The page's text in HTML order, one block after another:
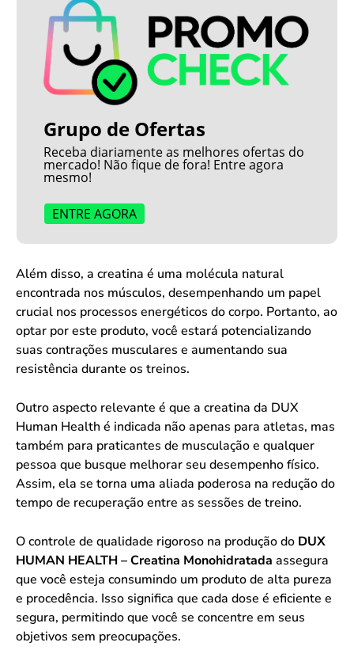
Grupo de Ofertas
Receba diariamente as melhores ofertas do
mercado! Não fique de fora! Entre agora
mesmo!
ENTRE AGORA
Além disso, a creatina é uma molécula natural
encontrada nos músculos, desempenhando um papel
crucial nos processos energéticos do corpo. Portanto, ao
optar por este produto, você estará potencializando
suas contrações musculares e aumentando sua
resistência durante os treinos.
Outro aspecto relevante é que a creatina da DUX
Human Health é indicada não apenas para atletas, mas
também para praticantes de musculação e qualquer
pessoa que busque melhorar seu desempenho físico.
Assim, ela se torna uma aliada poderosa na redução do
tempo de recuperação entre as sessões de treino.
O controle de qualidade rigoroso na produção do DUX
HUMAN HEALTH – Creatina Monohidratada assegura
que você esteja consumindo um produto de alta pureza
e procedência. Isso significa que cada dose é eficiente e
segura, permitindo que você se concentre em seus
objetivos sem preocupações.